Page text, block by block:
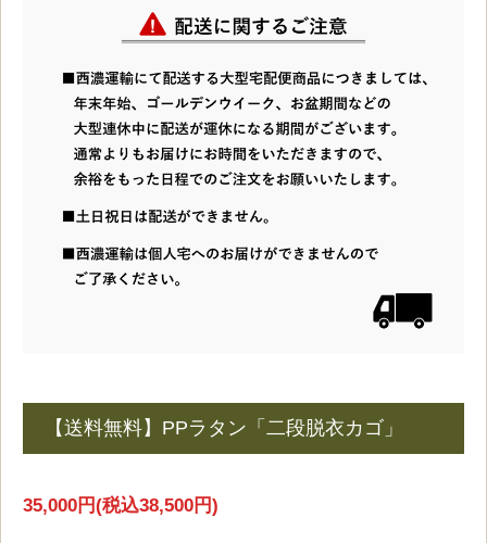
【送料無料】PPラタン「二段脱衣カゴ」
35,000円(税込38,500円)